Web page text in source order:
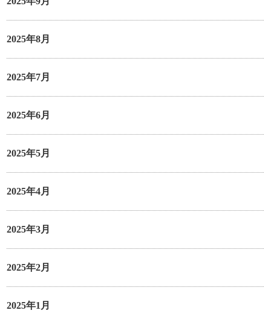
2025年8月
2025年7月
2025年6月
2025年5月
2025年4月
2025年3月
2025年2月
2025年1月